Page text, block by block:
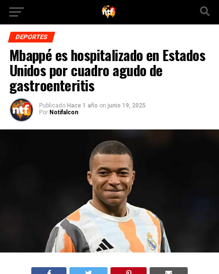
DEPORTES
Mbappé es hospitalizado en Estados
Unidos por cuadro agudo de
gastroenteritis
Publicado Hace 1 año on junio 19, 2025
Por Notifalcon